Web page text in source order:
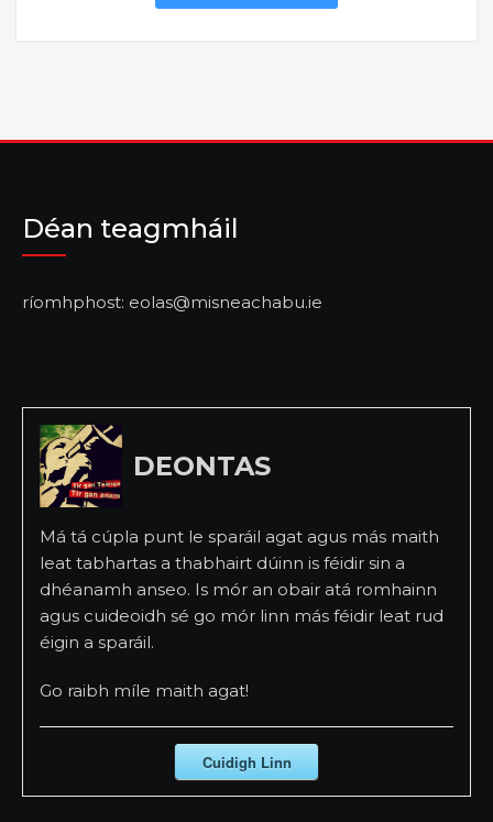
Déan teagmháil
ríomhphost: eolas@misneachabu.ie
DEONTAS
Má tá cúpla punt le sparáil agat agus más maith
leat tabhartas a thabhairt dúinn is féidir sin a
dhéanamh anseo. Is mór an obair atá romhainn
agus cuideoidh sé go mór linn más féidir leat rud
éigin a sparáil.
Go raibh míle maith agat!
Cuidigh Linn